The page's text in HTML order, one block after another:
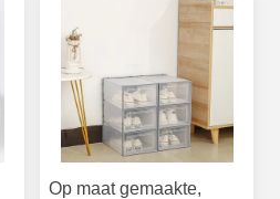
Op maat gemaakte,